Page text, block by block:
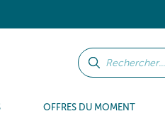
OFFRES DU MOMENT